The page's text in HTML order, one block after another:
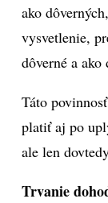
ako
vysvetlenie,
dôverné a
Táto
platiť aj po
ale len
Trvanie